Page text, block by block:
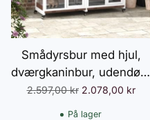
Smådyrsbur med hjul,
dværgkaninbur, udendørs
løbegård, asfalttag,
smådyrshus,
Normalpris
2.597,00 kr 2.078,00 kr
På lager